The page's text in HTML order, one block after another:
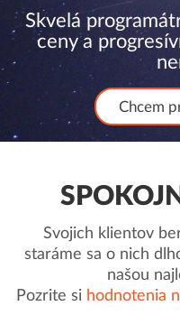
Skvelá
ceny a
Chcem
Svojich klientov
staráme sa o nich
našou
Pozrite si hodnotenia